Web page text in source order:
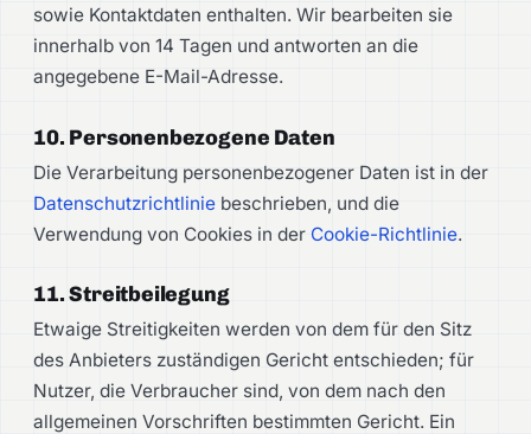
sowie Kontaktdaten enthalten. Wir bearbeiten sie
innerhalb von 14 Tagen und antworten an die
angegebene E-Mail-Adresse.
10. Personenbezogene Daten
Die Verarbeitung personenbezogener Daten ist in der
Datenschutzrichtlinie beschrieben, und die
Verwendung von Cookies in der Cookie-Richtlinie.
11. Streitbeilegung
Etwaige Streitigkeiten werden von dem für den Sitz
des Anbieters zuständigen Gericht entschieden; für
Nutzer, die Verbraucher sind, von dem nach den
allgemeinen Vorschriften bestimmten Gericht. Ein